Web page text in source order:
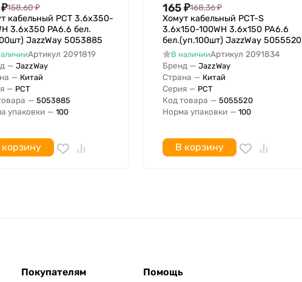
₽158,60₽
кабельный PCT 3.6х350-
3.6х350 PA6.6 бел.
JazzWay 5053885
Артикул 2091819
— JazzWay
— Китай
— PCT
— 5053885
упаковки — 100
165₽168,36₽
Хомут кабельный PCT-S
3.6х150-100WH 3.6х150 PA6.6
бел.(уп.100шт) JazzWay 5055520
В наличииАртикул 2091834
Бренд — JazzWay
Страна — Китай
Серия — PCT
Код товара — 5055520
Норма упаковки — 100
В корзину
Покупателям Помощь